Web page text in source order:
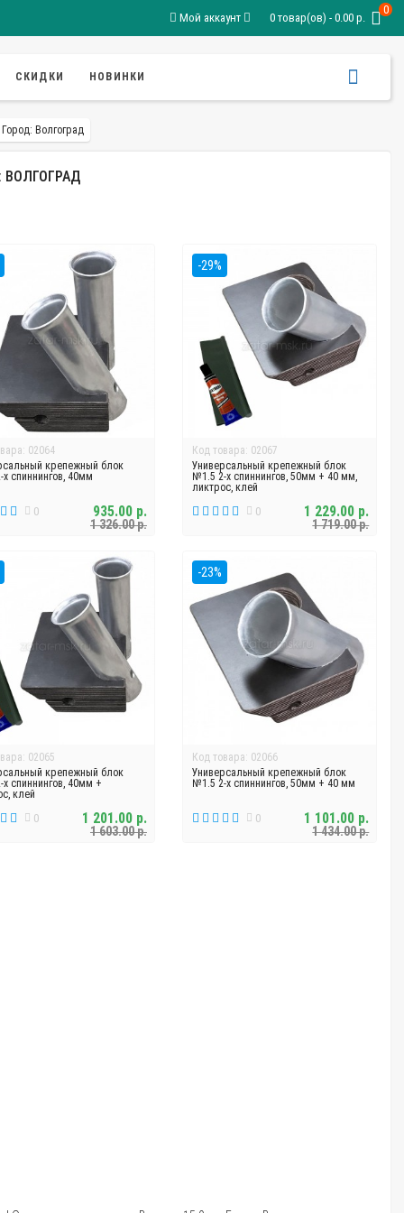
Мой аккаунт 0 товар(ов) - 0.00 р.
0
СКИДКИ НОВИНКИ
Волгоград
02064
крепежный блок
спиннингов, 40мм
0
1 326.00 р.
935.00 р.
-29%
Код товара: 02067
Универсальный крепежный блок
№1.5 2-х спиннингов, 50мм + 40 мм,
ликтрос, клей
0
1 719.00 р.
1 229.00 р.
02065
крепежный блок
спиннингов, 40мм +
клей
0
1 603.00 р.
1 201.00 р.
-23%
Код товара: 02066
Универсальный крепежный блок
№1.5 2-х спиннингов, 50мм + 40 мм
0
1 434.00 р.
1 101.00 р.